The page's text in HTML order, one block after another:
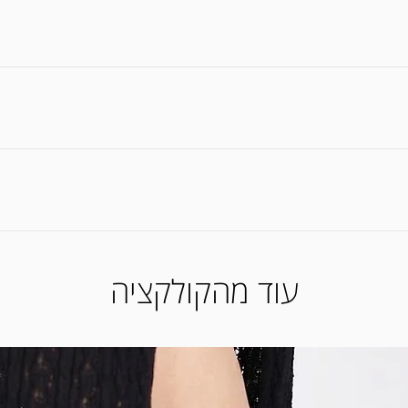
לא מרוצה מהמוצר שרכשת? *
עסקים מיום קבלת המוצר בסניף)עוד מהקולקציה